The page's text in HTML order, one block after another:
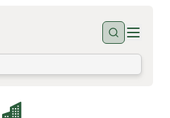
BuscarMenu